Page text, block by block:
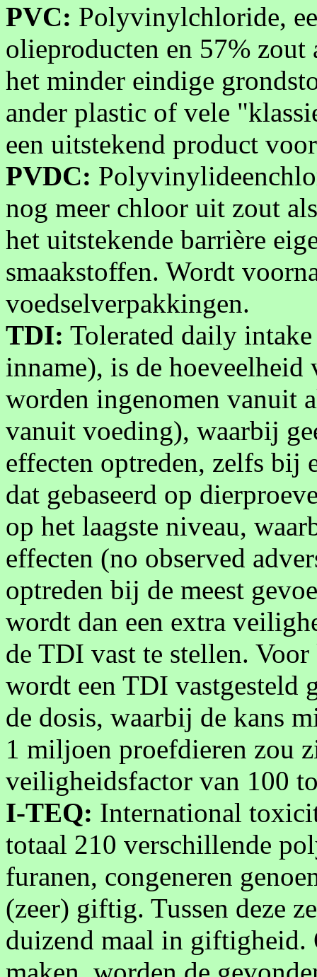
PVC: Polyvinylchloride,
olieproducten en 57%
het minder eindige
ander plastic of vele
een uitstekend product
PVDC:
nog meer chloor uit zout
het uitstekende barrière
smaakstoffen. Wordt
voedselverpakkingen.
TDI: Tolerated daily
inname), is de hoeveelheid
worden ingenomen vanuit
vanuit voeding), waarbij
effecten optreden, zelfs bij
dat gebaseerd op
op het laagste niveau,
effecten (no observed
optreden bij de meest
wordt dan een extra
de TDI vast te stellen.
wordt een TDI vastgesteld
de dosis, waarbij de kans
1 miljoen proefdieren zou
veiligheidsfactor van 100
I-TEQ: International
totaal 210 verschillende
furanen, congeneren
(zeer) giftig. Tussen deze
duizend maal in